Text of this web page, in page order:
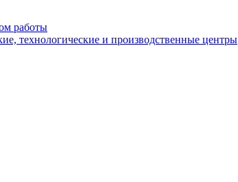
работы
технологические и производственные центры